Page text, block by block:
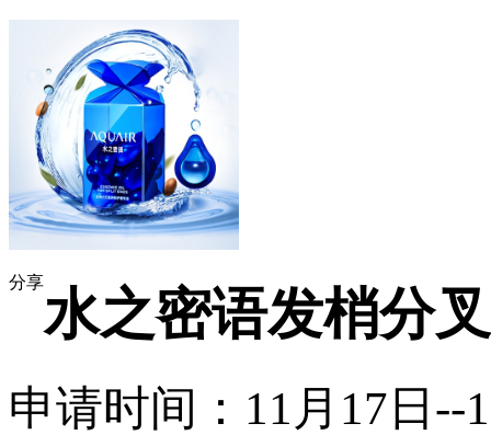
分享
水之密语发梢分
申请时间：11月17日--